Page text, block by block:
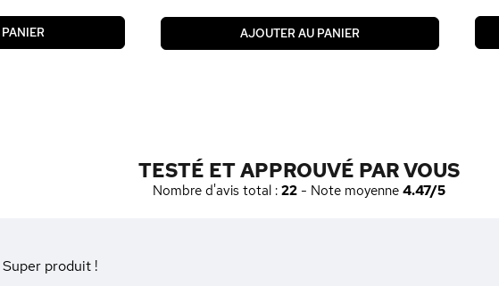
AJOUTER AU PANIER
TESTÉ ET APPROUVÉ PAR VOUS
Nombre d'avis total : 22 - Note moyenne 4.47/5
Super produit !